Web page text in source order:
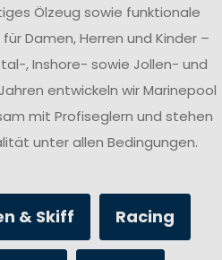
Ölzeug sowie funktionale
Damen, Herren und Kinder –
, Inshore- sowie Jollen- und
entwickeln wir Marinepool
mit Profiseglern und stehen
unter allen Bedingungen.
& Skiff Racing